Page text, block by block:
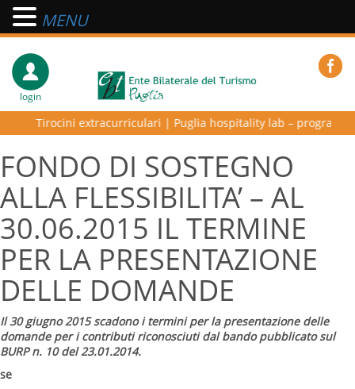
login
Tirocini extracurriculari|Puglia hospitality lab – programma di
FONDO DI SOSTEGNO
ALLA FLESSIBILITA’ – AL
30.06.2015 IL TERMINE
PER LA PRESENTAZIONE
DELLE DOMANDE
Il 30 giugno 2015 scadono i termini per la presentazione delle
domande per i contributi riconosciuti dal bando pubblicato sul
BURP n. 10 del 23.01.2014.
se
MENU